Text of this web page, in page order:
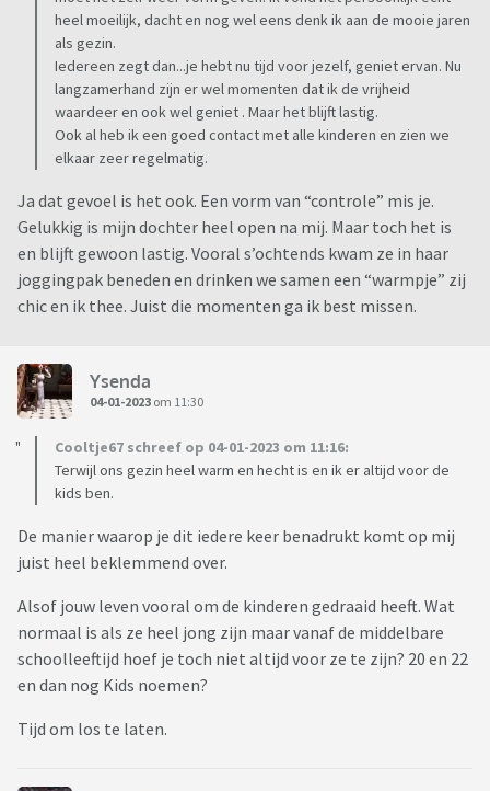
heel moeilijk, dacht en nog wel eens denk ik aan de mooie jaren
als gezin.
Iedereen zegt dan...je hebt nu tijd voor jezelf, geniet ervan. Nu
langzamerhand zijn er wel momenten dat ik de vrijheid
waardeer en ook wel geniet . Maar het blijft lastig.
Ook al heb ik een goed contact met alle kinderen en zien we
elkaar zeer regelmatig.
Ja dat gevoel is het ook. Een vorm van “controle” mis je.
Gelukkig is mijn dochter heel open na mij. Maar toch het is
en blijft gewoon lastig. Vooral s’ochtends kwam ze in haar
joggingpak beneden en drinken we samen een “warmpje” zij
chic en ik thee. Juist die momenten ga ik best missen.
Ysenda
04-01-2023 om 11:30
Cooltje67 schreef op 04-01-2023 om 11:16:
Terwijl ons gezin heel warm en hecht is en ik er altijd voor de
kids ben.
De manier waarop je dit iedere keer benadrukt komt op mij
juist heel beklemmend over.
Alsof jouw leven vooral om de kinderen gedraaid heeft. Wat
normaal is als ze heel jong zijn maar vanaf de middelbare
schoolleeftijd hoef je toch niet altijd voor ze te zijn? 20 en 22
en dan nog Kids noemen?
Tijd om los te laten.